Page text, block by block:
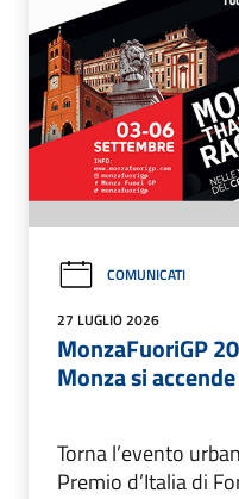
COMUNICATI
27 LUGLIO 2026
MonzaFuoriGP
Monza si
Torna l’evento
Premio d’Italia di